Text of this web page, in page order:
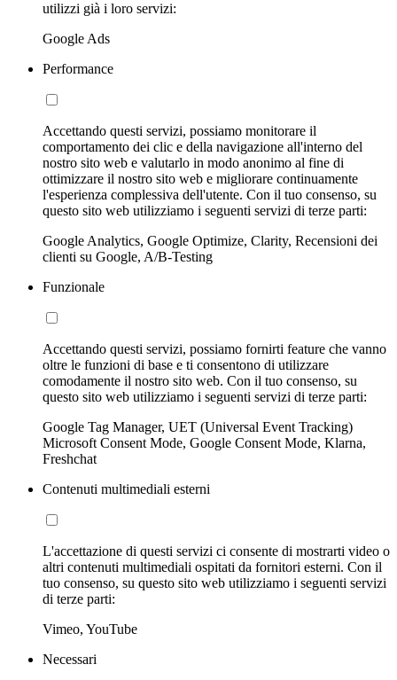
utilizzi già i loro servizi:
Google Ads
Performance
Accettando questi servizi, possiamo monitorare il
comportamento dei clic e della navigazione all'interno del
nostro sito web e valutarlo in modo anonimo al fine di
ottimizzare il nostro sito web e migliorare continuamente
l'esperienza complessiva dell'utente. Con il tuo consenso, su
questo sito web utilizziamo i seguenti servizi di terze parti:
Google Analytics, Google Optimize, Clarity, Recensioni dei
clienti su Google, A/B-Testing
Funzionale
Accettando questi servizi, possiamo fornirti feature che vanno
oltre le funzioni di base e ti consentono di utilizzare
comodamente il nostro sito web. Con il tuo consenso, su
questo sito web utilizziamo i seguenti servizi di terze parti:
Google Tag Manager, UET (Universal Event Tracking)
Microsoft Consent Mode, Google Consent Mode, Klarna,
Freshchat
Contenuti multimediali esterni
L'accettazione di questi servizi ci consente di mostrarti video o
altri contenuti multimediali ospitati da fornitori esterni. Con il
tuo consenso, su questo sito web utilizziamo i seguenti servizi
di terze parti:
Vimeo, YouTube
Necessari